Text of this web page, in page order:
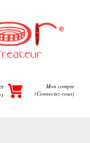
Mon compte
(Connectez-vous)